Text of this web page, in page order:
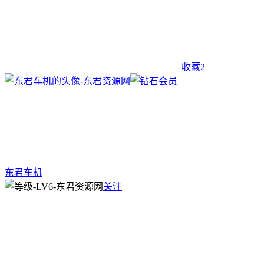
收藏2
东君车机
关注